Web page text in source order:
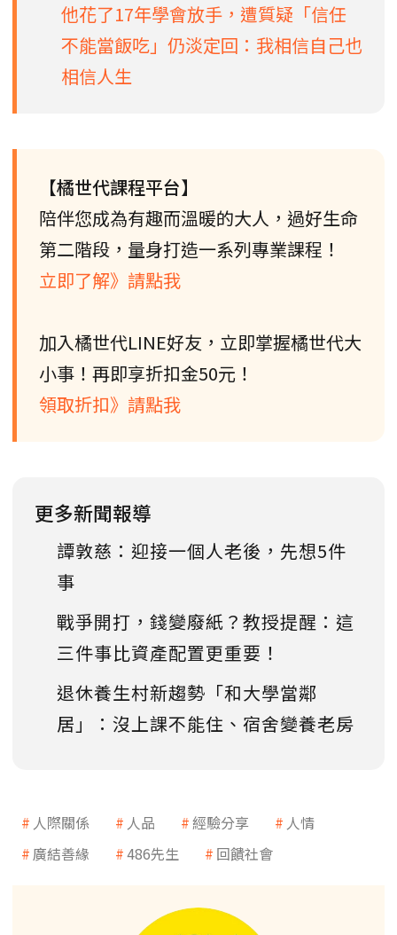
他花了17年學會放手，遭質疑「信任
不能當飯吃」仍淡定回：我相信自己也
相信人生
【橘世代課程平台】
陪伴您成為有趣而溫暖的大人，過好生命
第二階段，量身打造一系列專業課程！
立即了解》請點我
加入橘世代LINE好友，立即掌握橘世代大
小事！再即享折扣金50元！
領取折扣》請點我
更多新聞報導
譚敦慈：迎接一個人老後，先想5件
事
戰爭開打，錢變廢紙？教授提醒：這
三件事比資產配置更重要！
退休養生村新趨勢「和大學當鄰
居」：沒上課不能住、宿舍變養老房
人際關係 人品 經驗分享
人情
廣結善緣
486先生 回饋社會